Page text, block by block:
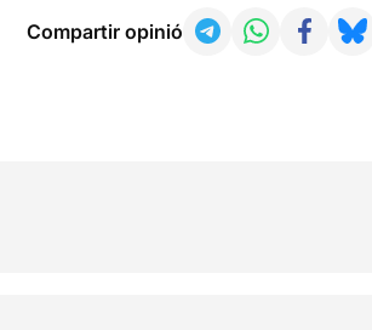
Compartir opinió